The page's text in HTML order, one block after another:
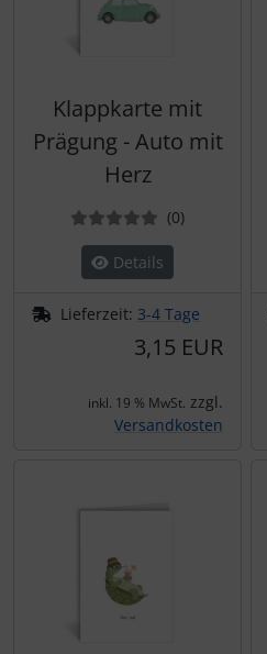
Klappkarte mit
Prägung - Auto mit
Herz
(0)
Details
Lieferzeit: 3-4 Tage
3,15 EUR
inkl. 19 % MwSt. zzgl.
Versandkosten